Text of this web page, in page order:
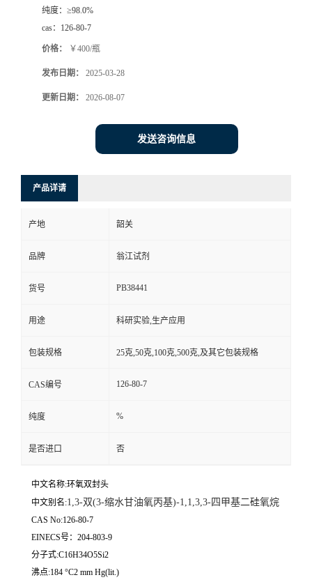
纯度： ≥98.0%
cas： 126-80-7
价格： ￥400/瓶
发布日期： 2025-03-28
更新日期： 2026-08-07
发送咨询信息
产品详请
产地 韶关
品牌 翁江试剂
货号 PB38441
用途 科研实验,生产应用
包装规格 25克,50克,100克,500克,及其它包装规格
CAS编号 126-80-7
纯度 %
是否进口 否
中文名称:环氧双封头
中文别名:1,3-双(3-缩水甘油氧丙基)-1,1,3,3-四甲基二硅氧烷
CAS No:126-80-7
EINECS号：204-803-9
分子式:C16H34O5Si2
沸点:184 °C2 mm Hg(lit.)